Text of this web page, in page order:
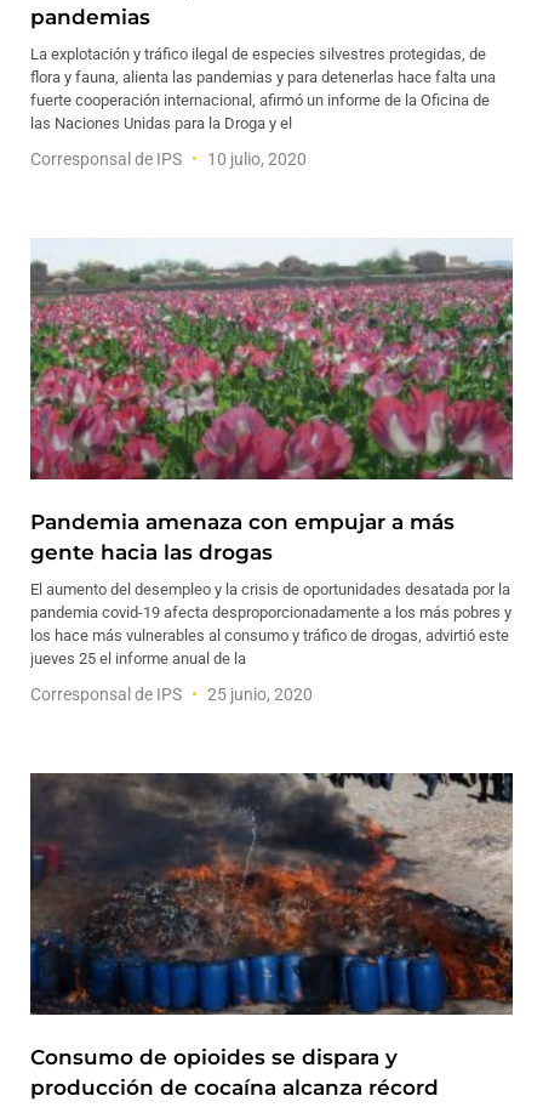
pandemias
La explotación y tráfico ilegal de especies silvestres protegidas, de
flora y fauna, alienta las pandemias y para detenerlas hace falta una
fuerte cooperación internacional, afirmó un informe de la Oficina de
las Naciones Unidas para la Droga y el
Corresponsal de IPS 10 julio, 2020
Pandemia amenaza con empujar a más
gente hacia las drogas
El aumento del desempleo y la crisis de oportunidades desatada por la
pandemia covid-19 afecta desproporcionadamente a los más pobres y
los hace más vulnerables al consumo y tráfico de drogas, advirtió este
jueves 25 el informe anual de la
Corresponsal de IPS 25 junio, 2020
Consumo de opioides se dispara y
producción de cocaína alcanza récord